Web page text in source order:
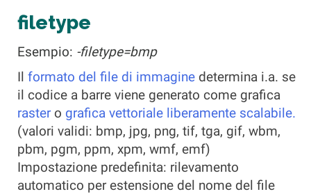
filetype
Esempio: -filetype=bmp
Il formato del file di immagine determina i.a. se
il codice a barre viene generato come grafica
rastero grafica vettoriale liberamente scalabile.
(valori validi: bmp, jpg, png, tif, tga, gif, wbm,
pbm, pgm, ppm, xpm, wmf, emf)
Impostazione predefinita: rilevamento
automatico per estensione del nome del file